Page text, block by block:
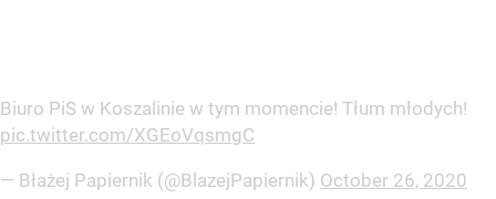
Biuro PiS w Koszalinie w tym momencie! Tłum młodych!
pic.twitter.com/XGEoVqsmgC
— Błażej Papiernik (@BlazejPapiernik) October 26, 2020